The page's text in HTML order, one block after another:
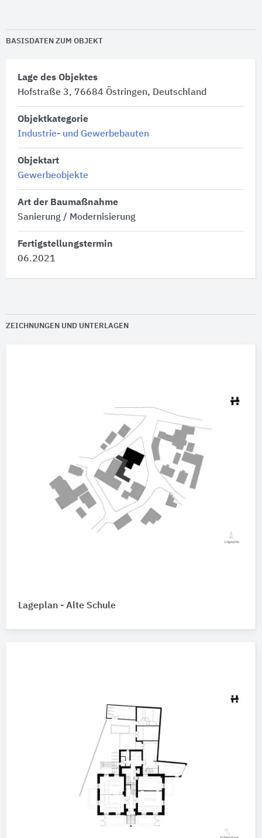
BASISDATEN ZUM OBJEKT
Lage des Objektes
Hofstraße 3, 76684 Östringen, Deutschland
Objektkategorie
Industrie- und Gewerbebauten
Objektart
Gewerbeobjekte
Art der Baumaßnahme
Sanierung / Modernisierung
Fertigstellungstermin
06.2021
ZEICHNUNGEN UND UNTERLAGEN
Lageplan - Alte Schule